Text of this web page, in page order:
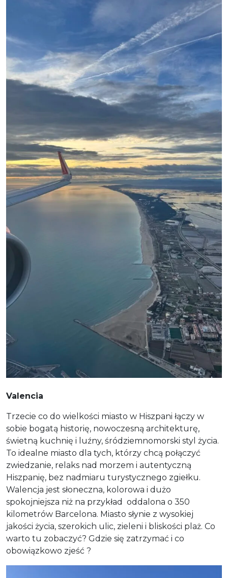
Valencia
Trzecie co do wielkości miasto w Hiszpani łączy w
sobie bogatą historię, nowoczesną architekturę,
świetną kuchnię i luźny, śródziemnomorski styl życia.
To idealne miasto dla tych, którzy chcą połączyć
zwiedzanie, relaks nad morzem i autentyczną
Hiszpanię, bez nadmiaru turystycznego zgiełku.
Walencja jest słoneczna, kolorowa i dużo
spokojniejsza niż na przykład oddalona o 350
kilometrów Barcelona. Miasto słynie z wysokiej
jakości życia, szerokich ulic, zieleni i bliskości plaż. Co
warto tu zobaczyć? Gdzie się zatrzymać i co
obowiązkowo zjeść ?